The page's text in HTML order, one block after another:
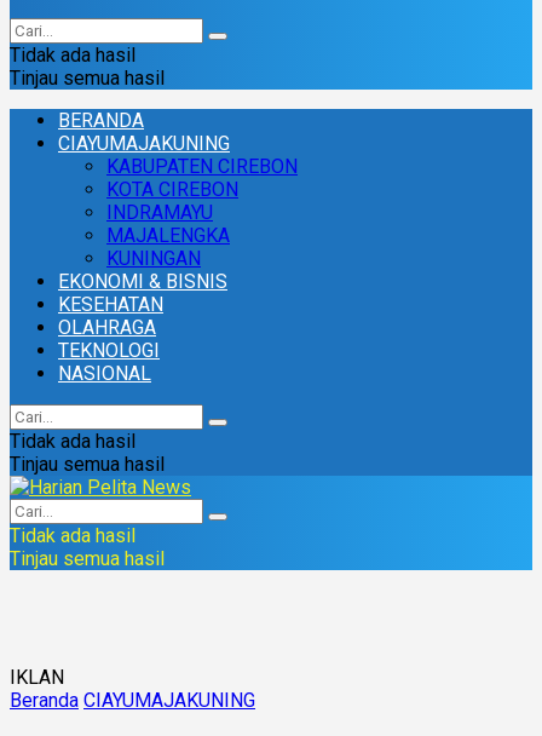
Tidak ada hasil
Tinjau semua hasil
BERANDA
CIAYUMAJAKUNING
KABUPATEN CIREBON
KOTA CIREBON
INDRAMAYU
MAJALENGKA
KUNINGAN
EKONOMI & BISNIS
KESEHATAN
OLAHRAGA
TEKNOLOGI
NASIONAL
Tidak ada hasil
Tinjau semua hasil
Tidak ada hasil
Tinjau semua hasil
IKLAN
Beranda CIAYUMAJAKUNING